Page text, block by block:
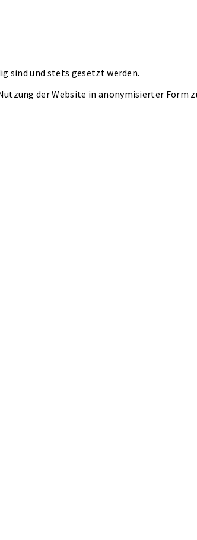
sind und stets gesetzt werden.
der Website in anonymisierter Form